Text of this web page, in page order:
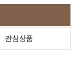
관심상품